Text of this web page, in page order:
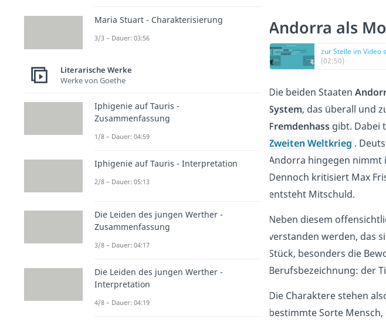
Andorra als
zur Stelle im Video
(02:50)
Die beiden Staaten
System, das überall und
Fremdenhass gibt. Dabei
Zweiten Weltkrieg .
Andorra hingegen nimmt
Dennoch kritisiert Max
entsteht Mitschuld.
Neben diesem
verstanden werden, das
Stück, besonders die
Berufsbezeichnung: der
Die Charaktere stehen
bestimmte Sorte
Maria Stuart - Charakterisierung
3/3 – Dauer: 03:56
Literarische Werke
Werke von Goethe
Iphigenie auf Tauris -
Zusammenfassung
1/8 – Dauer: 04:59
Iphigenie auf Tauris - Interpretation
2/8 – Dauer: 05:13
Die Leiden des jungen Werther -
Zusammenfassung
3/8 – Dauer: 04:17
Die Leiden des jungen Werther -
Interpretation
4/8 – Dauer: 04:19